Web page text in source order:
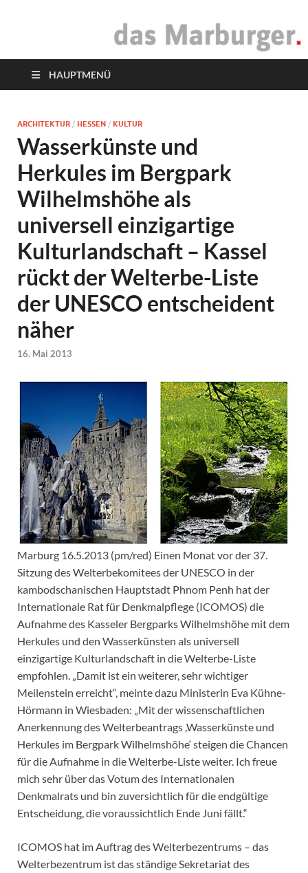
das Marburger.
HAUPTMENÜ
ARCHITEKTUR / HESSEN / KULTUR
Wasserkünste und
Herkules im Bergpark
Wilhelmshöhe als
universell einzigartige
Kulturlandschaft – Kassel
rückt der Welterbe-Liste
der UNESCO entscheident
näher
16. Mai 2013
Marburg 16.5.2013 (pm/red) Einen Monat vor der 37.
Sitzung des Welterbekomitees der UNESCO in der
kambodschanischen Hauptstadt Phnom Penh hat der
Internationale Rat für Denkmalpflege (ICOMOS) die
Aufnahme des Kasseler Bergparks Wilhelmshöhe mit dem
Herkules und den Wasserkünsten als universell
einzigartige Kulturlandschaft in die Welterbe-Liste
empfohlen. „Damit ist ein weiterer, sehr wichtiger
Meilenstein erreicht“, meinte dazu Ministerin Eva Kühne-
Hörmann in Wiesbaden: „Mit der wissenschaftlichen
Anerkennung des Welterbeantrags ,Wasserkünste und
Herkules im Bergpark Wilhelmshöhe‘ steigen die Chancen
für die Aufnahme in die Welterbe-Liste weiter. Ich freue
mich sehr über das Votum des Internationalen
Denkmalrats und bin zuversichtlich für die endgültige
Entscheidung, die voraussichtlich Ende Juni fällt.“
ICOMOS hat im Auftrag des Welterbezentrums – das
Welterbezentrum ist das ständige Sekretariat des